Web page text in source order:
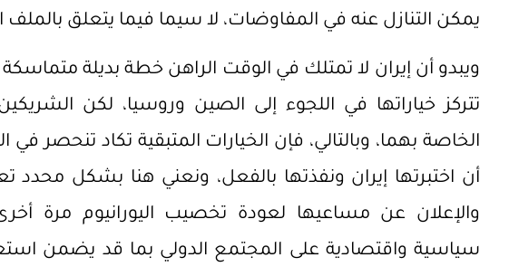
يمكن التنازل عنه في المفاوضات، لا سيما فيما يتعلق بالملف
ويبدو أن إيران لا تمتلك في الوقت الراهن خطة بديلة
تتركز خياراتها في اللجوء إلى الصين وروسيا، لكن
الخاصة بهما، وبالتالي، فإن الخيارات المتبقية تكاد تنحصر
أن اختبرتها إيران ونفذتها بالفعل، ونعني هنا بشكل
والإعلان عن مساعيها لعودة تخصيب اليورانيوم مرة
سياسية واقتصادية على المجتمع الدولي بما قد يضمن